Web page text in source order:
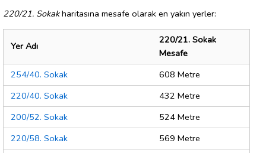
220/21. Sokakharitasına mesafe olarak en yakın yerler:
Yer Adı
220/21. Sokak
Mesafe
254/40. Sokak
608 Metre
220/40. Sokak
432 Metre
200/52. Sokak
524 Metre
220/58. Sokak
569 Metre